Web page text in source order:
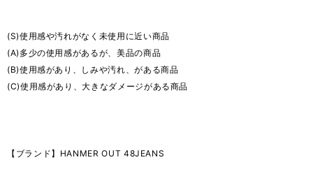
(S)使用感や汚れがなく未使用に近い商品
(A)多少の使用感があるが、美品の商品
(B)使用感があり、しみや汚れ、がある商品
(C)使用感があり、大きなダメージがある商品
【ブランド】HANMER OUT 48JEANS